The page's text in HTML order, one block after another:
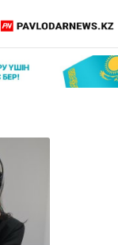
Тіркелу